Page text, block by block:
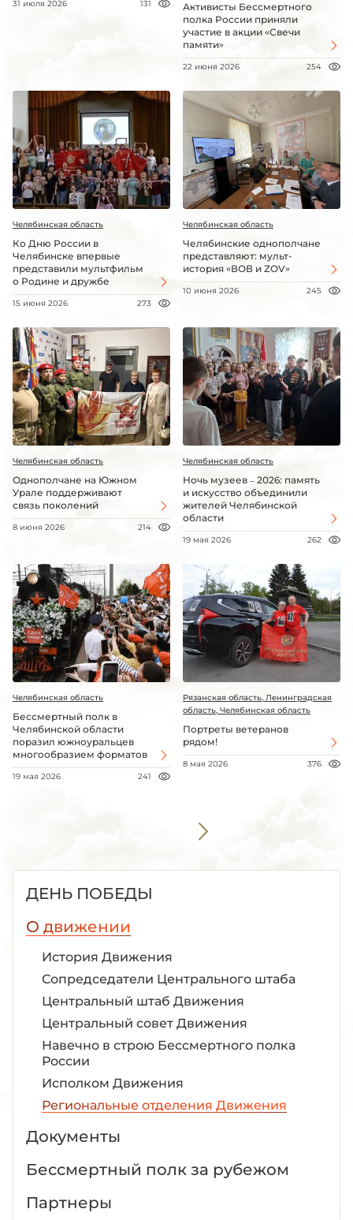
31 июля 2026 131
Активисты Бессмертного
полка России приняли
участие в акции «Свечи
памяти»
22 июня 2026 254
Челябинская область
Ко Дню России в
Челябинске впервые
представили мультфильм
о Родине и дружбе
15 июня 2026 273
Челябинская область
Челябинские однополчане
представляют: мульт-
история «ВОВ и ZOV»
10 июня 2026 245
Челябинская область
Однополчане на Южном
Урале поддерживают
связь поколений
8 июня 2026 214
Челябинская область
Ночь музеев – 2026: память
и искусство объединили
жителей Челябинской
области
19 мая 2026 262
Челябинская область
Бессмертный полк в
Челябинской области
поразил южноуральцев
многообразием форматов
19 мая 2026 241
Рязанская область, Ленинградская
область, Челябинская область
Портреты ветеранов
рядом!
8 мая 2026 376
ДЕНЬ ПОБЕДЫ
О движении
История Движения
Сопредседатели Центрального штаба
Центральный штаб Движения
Центральный совет Движения
Навечно в строю Бессмертного полка
России
Исполком Движения
Региональные отделения Движения
Документы
Бессмертный полк за рубежом
Партнеры